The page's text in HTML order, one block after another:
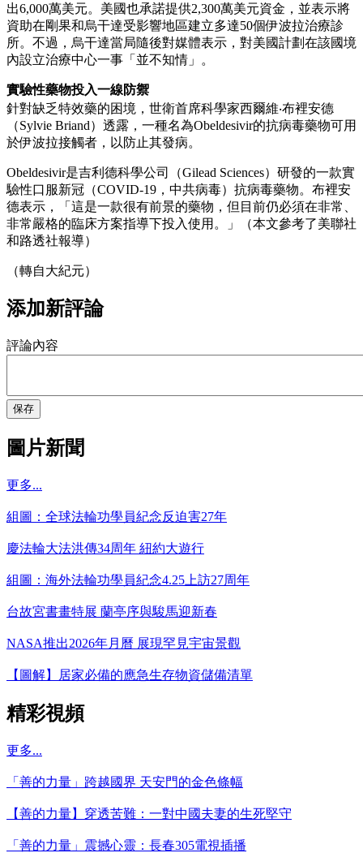
出6,000萬美元。美國也承諾提供2,300萬美元資金，並表示將
資助在剛果和烏干達受影響地區建立多達50個伊波拉治療診
所。不過，烏干達當局隨後對媒體表示，對美國計劃在該國境
內設立治療中心一事「並不知情」。
實驗性藥物投入一線防禦
針對缺乏特效藥的困境，世衛首席科學家西爾維‧布裡安德
（Sylvie Briand）透露，一種名為Obeldesivir的抗病毒藥物可用
於伊波拉接觸者，以防止其發病。
Obeldesivir是吉利德科學公司（Gilead Sciences）研發的一款實
驗性口服新冠（COVID-19，中共病毒）抗病毒藥物。布裡安
德表示，「這是一款很有前景的藥物，但目前仍必須在非常、
非常嚴格的臨床方案指導下投入使用。」（本文參考了美聯社
和路透社報導）
（轉自大紀元）
添加新評論
評論內容
保存
圖片新聞
更多...
組圖：全球法輪功學員紀念反迫害27年
慶法輪大法洪傳34周年 紐約大遊行
組圖：海外法輪功學員紀念4.25上訪27周年
台故宮書畫特展 蘭亭序與駿馬迎新春
NASA推出2026年月曆 展現罕見宇宙景觀
【圖解】居家必備的應急生存物資儲備清單
精彩視頻
更多...
「善的力量」跨越國界 天安門的金色條幅
【善的力量】穿透苦難：一對中國夫妻的生死堅守
「善的力量」震撼心靈：長春305電視插播